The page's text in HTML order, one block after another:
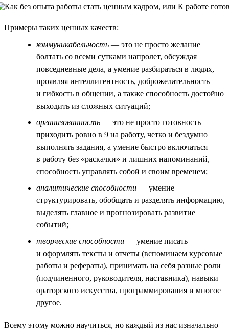
Примеры таких ценных качеств:
коммуникабельность — это не просто желание
болтать со всеми сутками напролет, обсуждая
повседневные дела, а умение разбираться в людях,
проявляя интеллигентность, доброжелательность
и гибкость в общении, а также способность достойно
выходить из сложных ситуаций;
организованность — это не просто готовность
приходить ровно в 9 на работу, четко и бездумно
выполнять задания, а умение быстро включаться
в работу без «раскачки» и лишних напоминаний,
способность управлять собой и своим временем;
аналитические способности — умение
структурировать, обобщать и разделять информацию,
выделять главное и прогнозировать развитие
событий;
творческие способности — умение писать
и оформлять тексты и отчеты (вспоминаем курсовые
работы и рефераты), принимать на себя разные роли
(подчиненного, руководителя, наставника), навыки
ораторского искусства, программирования и многое
другое.
Всему этому можно научиться, но каждый из нас изначально